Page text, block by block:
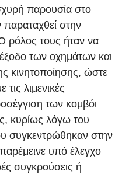
παρουσία στο
παραταχθεί στην
ρόλος τους ήταν να
έξοδο των οχημάτων και
κινητοποίησης, ώστε
λιμενικές
των κομβόι
κυρίως λόγω του
συγκεντρώθηκαν στην
υπό έλεγχο
συγκρούσεις ή